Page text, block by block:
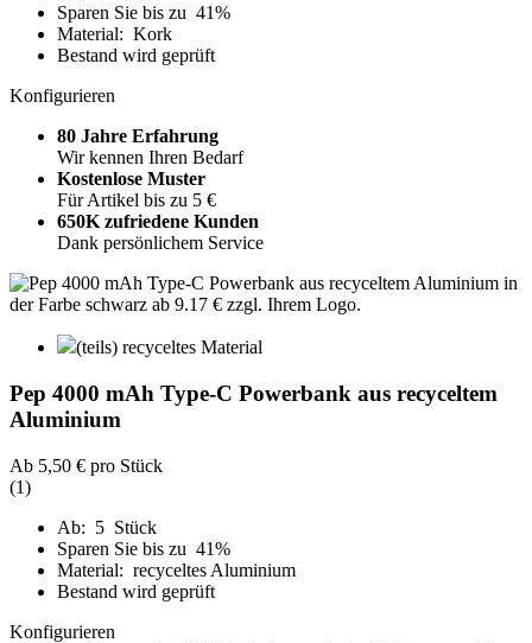
Sparen Sie bis zu 41%
Material: Kork
Bestand wird geprüft
Konfigurieren
80 Jahre Erfahrung
Wir kennen Ihren Bedarf
Kostenlose Muster
Für Artikel bis zu 5 €
650K zufriedene Kunden
Dank persönlichem Service
(teils) recyceltes Material
Pep 4000 mAh Type-C Powerbank aus recyceltem
Aluminium
Ab 5,50 € pro Stück
(1)
Ab: 5 Stück
Sparen Sie bis zu 41%
Material: recyceltes Aluminium
Bestand wird geprüft
Konfigurieren